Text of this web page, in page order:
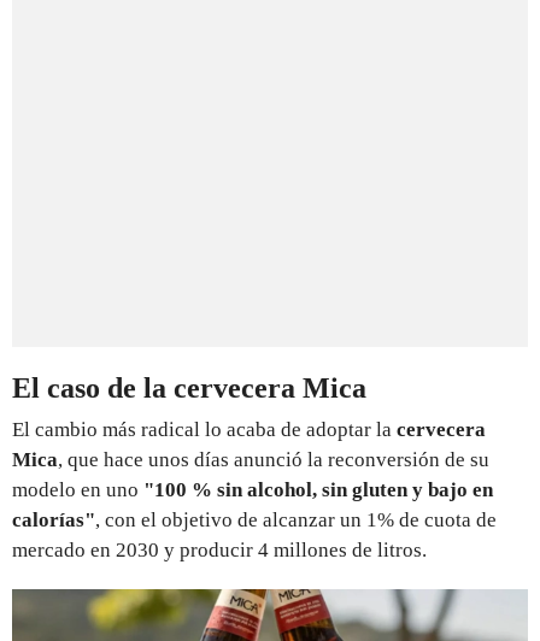
El caso de la cervecera Mica
El cambio más radical lo acaba de adoptar la cervecera
Mica, que hace unos días anunció la reconversión de su
modelo en uno "100 % sin alcohol, sin gluten y bajo en
calorías", con el objetivo de alcanzar un 1% de cuota de
mercado en 2030 y producir 4 millones de litros.